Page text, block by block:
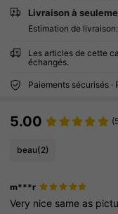
Livraison à
Estimation de livraison:
Les articles de cette
échangés.
Paiements sécurisés
5.00
beau(2)
m***r
Very nice same as